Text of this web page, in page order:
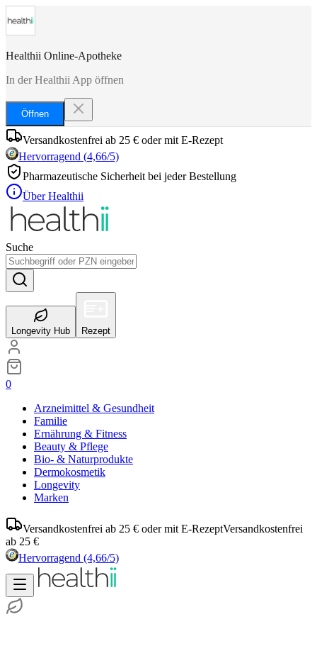
Healthii Online-Apotheke
In der Healthii App öffnen
Öffnen
Versandkostenfrei ab 25 € oder mit E-Rezept
Hervorragend (4,66/5)
Pharmazeutische Sicherheit bei jeder Bestellung
Über Healthii
Suche
Longevity Hub Rezept
0
Arzneimittel & Gesundheit
Familie
Ernährung & Fitness
Beauty & Pflege
Bio- & Naturprodukte
Dermokosmetik
Longevity
Marken
Versandkostenfrei ab 25 € oder mit E-RezeptVersandkostenfrei
ab 25 €
Hervorragend (4,66/5)